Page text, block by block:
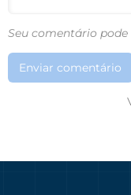
Seu comentário
Enviar comentário